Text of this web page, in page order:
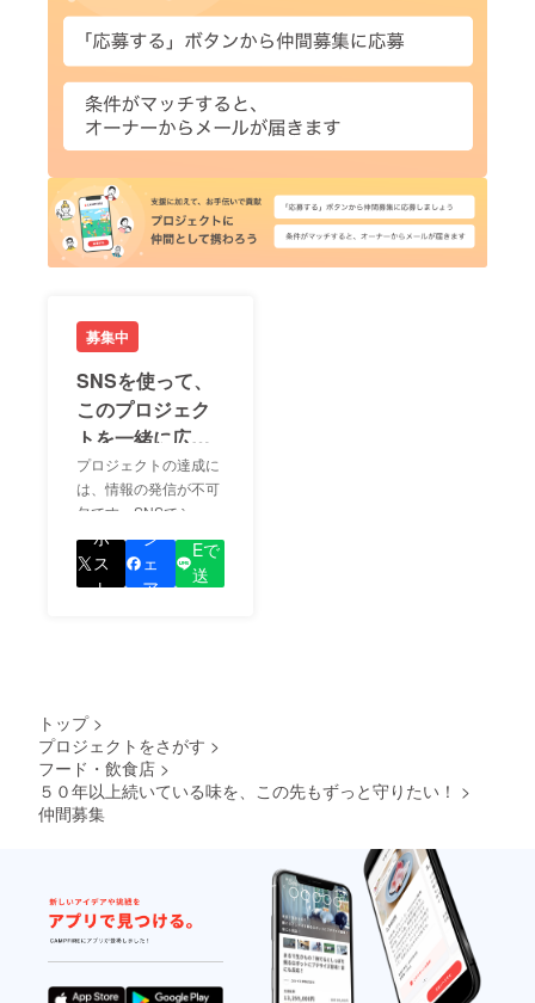
募集中
SNSを使って、
このプロジェク
トを一緒に広め
ましょう！
プロジェクトの達成に
は、情報の発信が不可
欠です。SNSでシェア
をして、あなたが応援
しているプロジェクト
の良さを知ってもらい
ポ
ス
ト
シ
ェ
ア
Eで
送
トップ >
プロジェクトをさがす >
フード・飲食店 >
５０年以上続いている味を、この先もずっと守りたい！ >
仲間募集